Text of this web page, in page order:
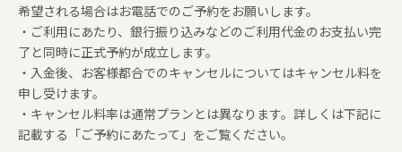
希望される場合はお電話でのご予約をお願いします。
・ご利用にあたり、銀行振り込みなどのご利用代金のお支払い完
了と同時に正式予約が成立します。
・入金後、お客様都合でのキャンセルについてはキャンセル料を
申し受けます。
・キャンセル料率は通常プランとは異なります。詳しくは下記に
記載する「ご予約にあたって」をご覧ください。